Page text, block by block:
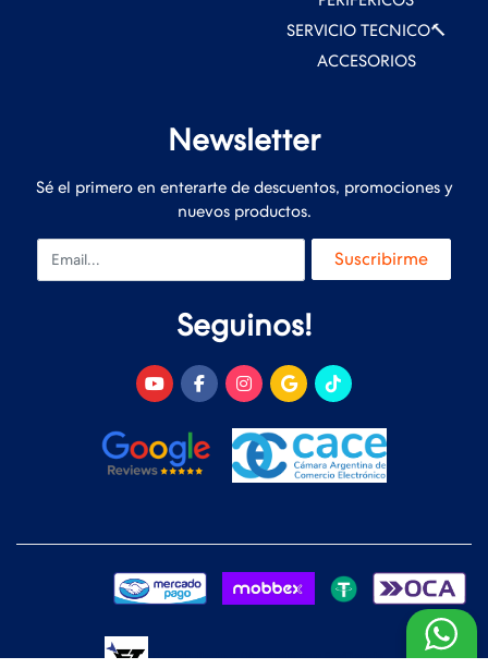
SERVICIO TECNICO🔨
ACCESORIOS
Newsletter
Sé el primero en enterarte de descuentos, promociones y
nuevos productos.
Email Suscribirme
Seguinos!
Desarrollado y Diseñado por FoxTienda